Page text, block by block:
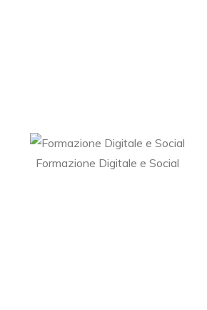
Formazione Digitale e Social